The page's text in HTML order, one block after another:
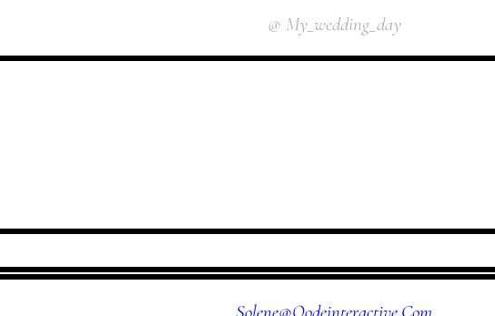
@ My_wedding_day